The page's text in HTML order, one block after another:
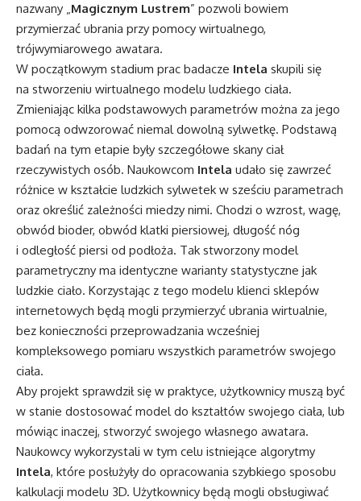
nazwany „Magicznym Lustrem” pozwoli bowiem
przymierzać ubrania przy pomocy wirtualnego,
trójwymiarowego awatara.
W początkowym stadium prac badacze Intela skupili się
na stworzeniu wirtualnego modelu ludzkiego ciała.
Zmieniając kilka podstawowych parametrów można za jego
pomocą odwzorować niemal dowolną sylwetkę. Podstawą
badań na tym etapie były szczegółowe skany ciał
rzeczywistych osób. Naukowcom Intela udało się zawrzeć
różnice w kształcie ludzkich sylwetek w sześciu parametrach
oraz określić zależności miedzy nimi. Chodzi o wzrost, wagę,
obwód bioder, obwód klatki piersiowej, długość nóg
i odległość piersi od podłoża. Tak stworzony model
parametryczny ma identyczne warianty statystyczne jak
ludzkie ciało. Korzystając z tego modelu klienci sklepów
internetowych będą mogli przymierzyć ubrania wirtualnie,
bez konieczności przeprowadzania wcześniej
kompleksowego pomiaru wszystkich parametrów swojego
ciała.
Aby projekt sprawdził się w praktyce, użytkownicy muszą być
w stanie dostosować model do kształtów swojego ciała, lub
mówiąc inaczej, stworzyć swojego własnego awatara.
Naukowcy wykorzystali w tym celu istniejące algorytmy
Intela, które posłużyły do opracowania szybkiego sposobu
kalkulacji modelu 3D. Użytkownicy będą mogli obsługiwać